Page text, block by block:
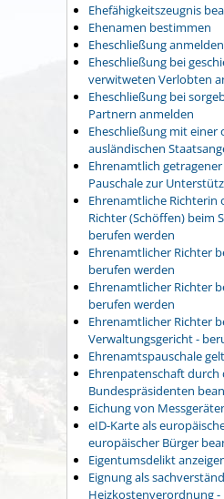
Ehefähigkeitszeugnis
Ehenamen bestimmen
Eheschließung anmelden
Eheschließung bei
verwitweten Verlobten
Eheschließung bei
Partnern anmelden
Eheschließung mit einer
ausländischen
Ehrenamtlich
Pauschale zur
Ehrenamtliche
Richter (Schöffen) beim
berufen werden
Ehrenamtlicher Richter
berufen werden
Ehrenamtlicher Richter
berufen werden
Ehrenamtlicher Richter
Verwaltungsgericht -
Ehrenamtspauschale
Ehrenpatenschaft durch
Bundespräsidenten
Eichung von
eID-Karte als
europäischer Bürger
Eigentumsdelikt
Eignung als
Heizkostenverordnung -